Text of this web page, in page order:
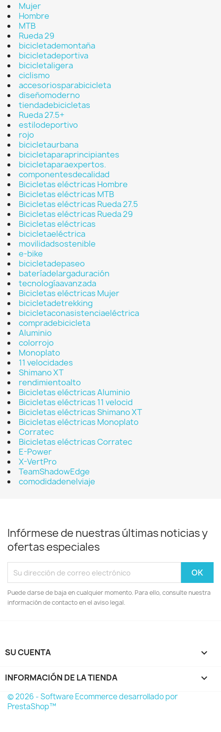
Mujer
Hombre
MTB
Rueda 29
bicicletademontaña
bicicletadeportiva
bicicletaligera
ciclismo
accesoriosparabicicleta
diseñomoderno
tiendadebicicletas
Rueda 27.5+
estilodeportivo
rojo
bicicletaurbana
bicicletaparaprincipiantes
bicicletaparaexpertos.
componentesdecalidad
Bicicletas eléctricas Hombre
Bicicletas eléctricas MTB
Bicicletas eléctricas Rueda 27.5
Bicicletas eléctricas Rueda 29
Bicicletas eléctricas
bicicletaeléctrica
movilidadsostenible
e-bike
bicicletadepaseo
bateríadelargaduración
tecnologíaavanzada
Bicicletas eléctricas Mujer
bicicletadetrekking
bicicletaconasistenciaeléctrica
compradebicicleta
Aluminio
colorrojo
Monoplato
11 velocidades
Shimano XT
rendimientoalto
Bicicletas eléctricas Aluminio
Bicicletas eléctricas 11 velocid
Bicicletas eléctricas Shimano XT
Bicicletas eléctricas Monoplato
Corratec
Bicicletas eléctricas Corratec
E-Power
X-VertPro
TeamShadowEdge
comodidadenelviaje
Infórmese de nuestras últimas noticias y
ofertas especiales
Puede darse de baja en cualquier momento. Para ello, consulte nuestra
información de contacto en el aviso legal.
SU CUENTA 
INFORMACIÓN DE LA TIENDA keyboard_arrow_down
© 2026 - Software Ecommerce desarrollado por
PrestaShop™